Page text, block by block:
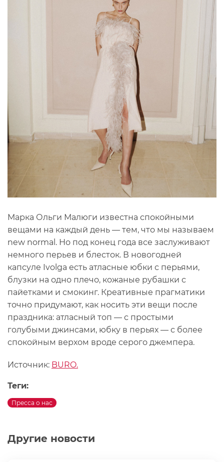
Другие новости
Марка Ольги Малюги известна спокойными
вещами на каждый день — тем, что мы называем
new normal. Но под конец года все заслуживают
немного перьев и блесток. В новогодней
капсуле Ivolga есть атласные юбки с перьями,
блузки на одно плечо, кожаные рубашки с
пайетками и смокинг. Креативные прагматики
точно придумают, как носить эти вещи после
праздника: атласный топ — с простыми
голубыми джинсами, юбку в перьях — с более
спокойным верхом вроде серого джемпера.
Источник: BURO.
Теги:
Пресса о нас